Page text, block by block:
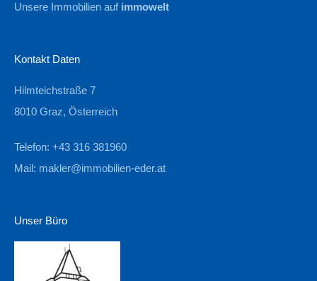
Unsere Immobilien auf immowelt
Kontakt Daten
Hilmteichstraße 7
8010 Graz, Österreich
Telefon: +43 316 381960
Mail: makler@immobilien-eder.at
Unser Büro